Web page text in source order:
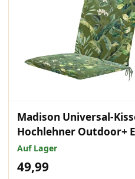
Madison Universal-
Hochlehner Outdoor+
Grün 120x50 cm
Auf Lager
49,99